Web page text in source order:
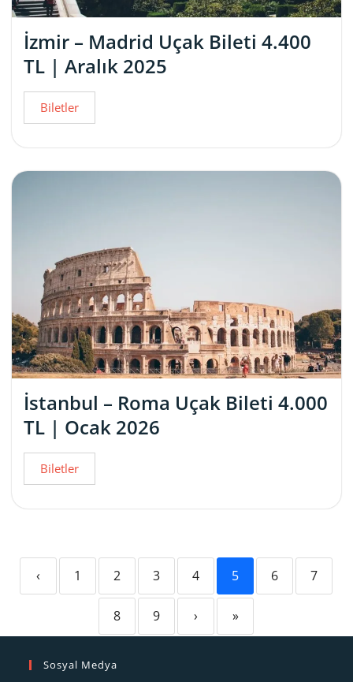
İzmir – Madrid Uçak Bileti 4.400
TL | Aralık 2025
Biletler
İstanbul – Roma Uçak Bileti 4.000
TL | Ocak 2026
Biletler
‹ 1 2 3 4 5 6 7
8 9 › »
Sosyal Medya